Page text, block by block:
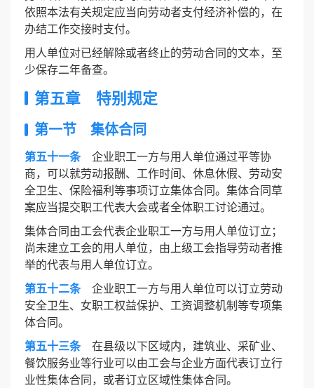
依照本法有关规定应当向劳动者支付经济补偿的，在
办结工作交接时支付。
用人单位对已经解除或者终止的劳动合同的文本，至
少保存二年备查。
第五章 特别规定
第一节 集体合同
第五十一条企业职工一方与用人单位通过平等协
商，可以就劳动报酬、工作时间、休息休假、劳动安
全卫生、保险福利等事项订立集体合同。集体合同草
案应当提交职工代表大会或者全体职工讨论通过。
集体合同由工会代表企业职工一方与用人单位订立；
尚未建立工会的用人单位，由上级工会指导劳动者推
举的代表与用人单位订立。
第五十二条企业职工一方与用人单位可以订立劳动
安全卫生、女职工权益保护、工资调整机制等专项集
体合同。
第五十三条在县级以下区域内，建筑业、采矿业、
餐饮服务业等行业可以由工会与企业方面代表订立行
业性集体合同，或者订立区域性集体合同。